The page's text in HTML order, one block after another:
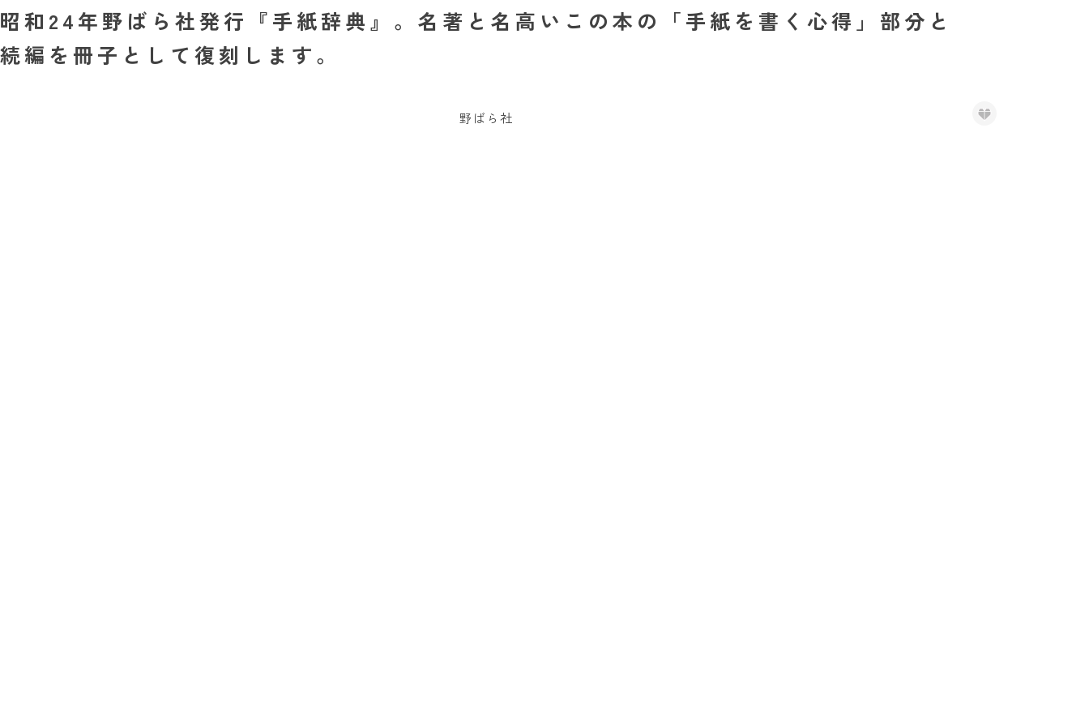
昭和24年野ばら社発行『手紙辞典』。名著と名高いこの本の「手紙を書く心得」部分と
続編を冊子として復刻します。
野ばら社